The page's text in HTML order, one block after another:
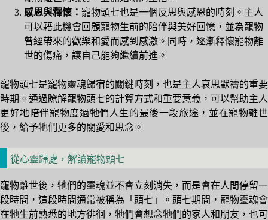
感恩與釋懷： 寵物頭七也是一個反思與感恩的時刻。主人
可以藉此機會回顧寵物生前的陪伴與美好回憶，並為寵物
曾經帶來的歡樂和愛而感到感激。同時，逐漸釋懷寵物離
世的傷痛，讓自己能夠繼續前進。
寵物頭七是寵物靈魂歸宿的關鍵時刻，也是主人哀思默禱的重要
時期。通過瞭解寵物頭七的計算方式和重要意義，可以幫助主人
更好地陪伴寵物度過牠們人生的最後一段旅途，並在寵物離世
後，給予牠們更多的關愛和思念。
從心靈歸處，解讀寵物頭七
寵物離世後，牠們的靈魂並不會立刻消失，而是會在人間停留一
段時間，這段時間通常被稱為「頭七」。頭七期間，寵物靈魂會
在牠生前熟悉的地方徘徊，牠們會想念牠們的家人和朋友，也可